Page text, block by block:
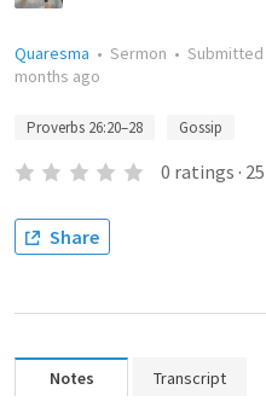
Quaresma • Sermon • Submitted
months ago
Proverbs 26:20–28 Gossip
0 ratings · 25
Share
Notes Transcript